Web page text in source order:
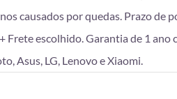
causados por quedas. Prazo de
Frete escolhido. Garantia de 1 ano
Asus, LG, Lenovo e Xiaomi.